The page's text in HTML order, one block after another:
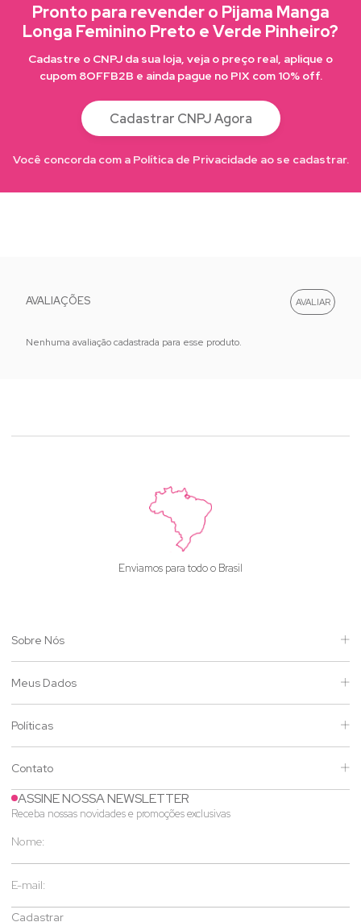
Pronto para revender o Pijama Manga
Longa Feminino Preto e Verde Pinheiro?
Cadastre o CNPJ da sua loja, veja o preço real, aplique o
cupom 8OFFB2B e ainda pague no PIX com 10% off.
Cadastrar CNPJ Agora
Você concorda com a Política de Privacidade ao se cadastrar.
AVALIAÇÕES
Nenhuma avaliação cadastrada para esse produto.
Enviamos para todo o Brasil
Sobre Nós
Meus Dados
Políticas
Contato
ASSINE NOSSA NEWSLETTER
Receba nossas novidades e promoções exclusivas
Cadastrar